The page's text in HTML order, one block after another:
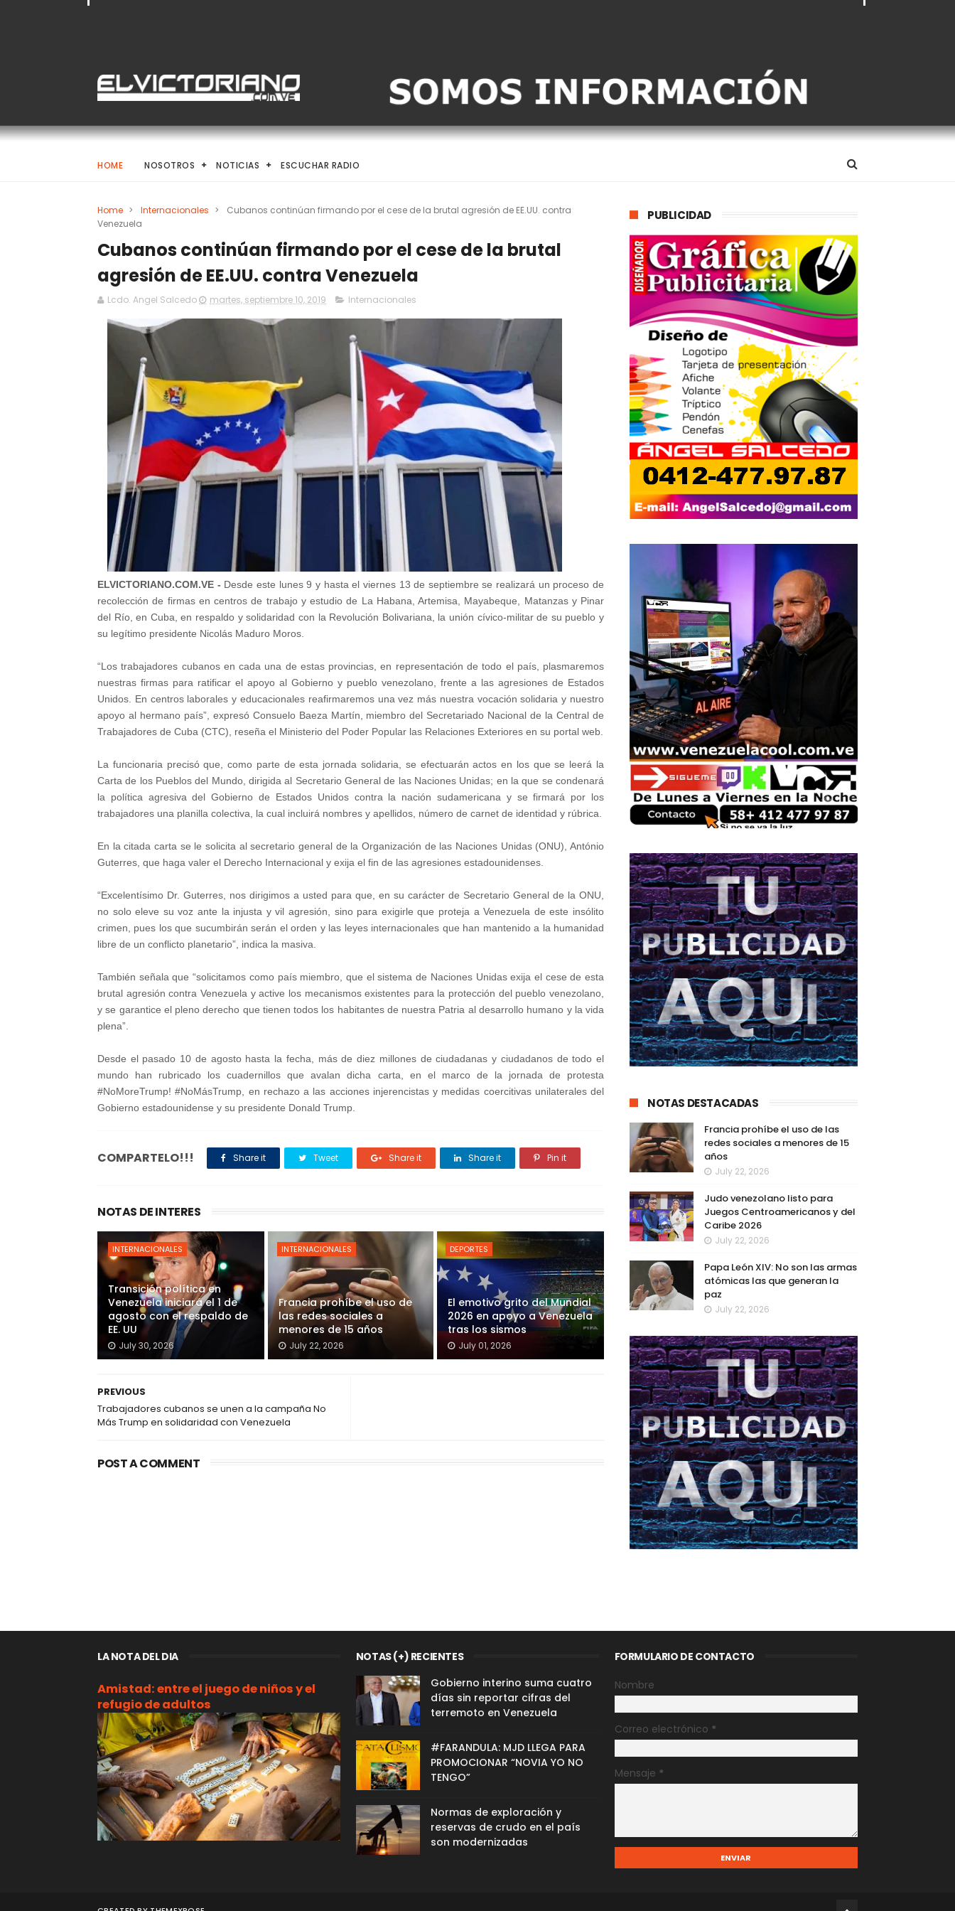
HOME NOSOTROS NOTICIAS ESCUCHAR RADIO
Home > Internacionales >
Cubanos continúan firmando por el cese de la brutal agresión de EE.UU. contra
Venezuela
Cubanos continúan firmando por el cese de la brutal
agresión de EE.UU. contra Venezuela
Lcdo. Angel Salcedo martes, septiembre 10, 2019 Internacionales
ELVICTORIANO.COM.VE - Desde este lunes 9 y hasta el viernes 13 de septiembre se realizará un proceso de
recolección de firmas en centros de trabajo y estudio de La Habana, Artemisa, Mayabeque, Matanzas y Pinar
del Río, en Cuba , en respaldo y solidaridad con la Revolución Bolivariana, la unión cívico-militar de su pueblo y
su legítimo presidente Nicolás Maduro Moros.
“Los trabajadores cubanos en cada una de estas provincias, en representación de todo el país, plasmaremos
nuestras firmas para ratificar el apoyo al Gobierno y pueblo venezolano, frente a las agresiones de Estados
Unidos. En centros laborales y educacionales reafirmaremos una vez más nuestra vocación solidaria y nuestro
apoyo al hermano país”, expresó Consuelo Baeza Martín, miembro del Secretariado Nacional de la Central de
Trabajadores de Cuba (CTC), reseña el Ministerio del Poder Popular las Relaciones Exteriores en su portal web.
La funcionaria precisó que, como parte de esta jornada solidaria, se efectuarán actos en los que se leerá la
Carta de los Pueblos del Mundo, dirigida al Secretario General de las Naciones Unidas; en la que se condenará
la política agresiva del Gobierno de Estados Unidos contra la nación sudamericana y se firmará por los
trabajadores una planilla colectiva, la cual incluirá nombres y apellidos, número de carnet de identidad y rúbrica.
En la citada carta se le solicita al secretario general de la Organización de las Naciones Unidas (ONU), António
Guterres, que haga valer el Derecho Internacional y exija el fin de las agresiones estadounidenses.
“Excelentísimo Dr. Guterres, nos dirigimos a usted para que, en su carácter de Secretario General de la ONU,
no solo eleve su voz ante la injusta y vil agresión, sino para exigirle que proteja a Venezuela de este insólito
crimen, pues los que sucumbirán serán el orden y las leyes internacionales que han mantenido a la humanidad
libre de un conflicto planetario”, indica la masiva.
También señala que “solicitamos como país miembro, que el sistema de Naciones Unidas exija el cese de esta
brutal agresión contra Venezuela y active los mecanismos existentes para la protección del pueblo venezolano,
y se garantice el pleno derecho que tienen todos los habitantes de nuestra Patria al desarrollo humano y la vida
plena”.
Desde el pasado 10 de agosto hasta la fecha, más de diez millones de ciudadanas y ciudadanos de todo el
mundo han rubricado los cuadernillos que avalan dicha carta, en el marco de la jornada de protesta
#NoMoreTrump! #NoMásTrump, en rechazo a las acciones injerencistas y medidas coercitivas unilaterales del
Gobierno estadounidense y su presidente Donald Trump.
COMPARTELO!!! Share it Tweet Share it Share it Pin it
NOTAS DE INTERES
INTERNACIONALES
Transición política en
Venezuela iniciará el 1 de
agosto con el respaldo de
EE. UU
July 30, 2026
INTERNACIONALES
Francia prohíbe el uso de
las redes sociales a
menores de 15 años
July 22, 2026
DEPORTES
El emotivo grito del Mundial
2026 en apoyo a Venezuela
tras los sismos
July 01, 2026
PREVIOUS
Trabajadores cubanos se unen a la campaña No
Más Trump en solidaridad con Venezuela
POST A COMMENT
PUBLICIDAD
NOTAS DESTACADAS
Francia prohíbe el uso de las
redes sociales a menores de 15
años
July 22, 2026
Judo venezolano listo para
Juegos Centroamericanos y del
Caribe 2026
July 22, 2026
Papa León XIV: No son las armas
atómicas las que generan la
paz
July 22, 2026
LA NOTA DEL DIA
Amistad: entre el juego de niños y el
refugio de adultos
NOTAS (+) RECIENTES
Gobierno interino suma cuatro
días sin reportar cifras del
terremoto en Venezuela
#FARANDULA: MJD LLEGA PARA
PROMOCIONAR “NOVIA YO NO
TENGO”
Normas de exploración y
reservas de crudo en el país
son modernizadas
FORMULARIO DE CONTACTO
Nombre
Correo electrónico *
Mensaje *